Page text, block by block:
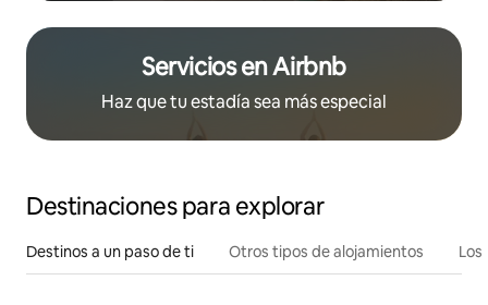
Servicios en Airbnb
Haz que tu estadía sea más especial
Destinaciones para explorar
Destinos a un paso de ti Otros tipos de alojamientos